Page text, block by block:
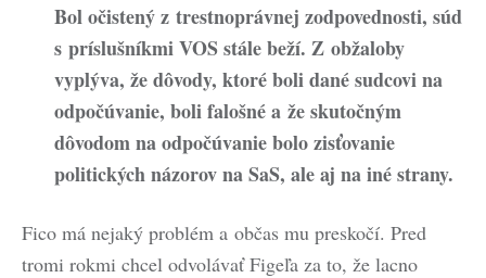
Bol očistený z trestnoprávnej zodpovednosti, súd
s príslušníkmi VOS stále beží. Z obžaloby
vyplýva, že dôvody, ktoré boli dané sudcovi na
odpočúvanie, boli falošné a že skutočným
dôvodom na odpočúvanie bolo zisťovanie
politických názorov na SaS, ale aj na iné strany.
Fico má nejaký problém a občas mu preskočí. Pred
tromi rokmi chcel odvolávať Figeľa za to, že lacno